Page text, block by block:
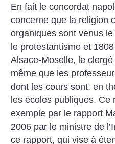
En fait le concordat
concerne que la religion
organiques sont venus
le protestantisme et
Alsace-Moselle, le
même que les
dont les cours sont, en
les écoles publiques. Ce
exemple par le rapport
2006 par le ministre de
ce rapport, qui vise à